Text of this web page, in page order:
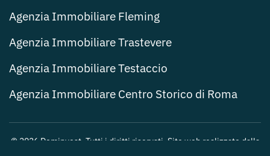
Agenzia Immobiliare Fleming
Agenzia Immobiliare Trastevere
Agenzia Immobiliare Testaccio
Agenzia Immobiliare Centro Storico di Roma
© 2026 Dominvest. Tutti i diritti riservati. Sito web realizzato dalla